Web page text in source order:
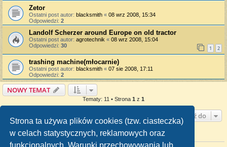
Strona ta używa plików cookies (tzw. ciasteczka)
w celach statystycznych, reklamowych oraz
funkcjonalnych. Warunki przechowywania lub
Zetor
Ostatni post autor: blacksmith « 08 wrz 2008, 15:34
Odpowiedzi: 2
Landolf Scherzer around Europe on old tractor
Ostatni post autor: agrotechnik « 08 wrz 2008, 15:04
Odpowiedzi: 30 1 2
trashing machine(młocarnie)
Ostatni post autor: blacksmith « 07 sie 2008, 17:11
Odpowiedzi: 2
NOWY TEMAT
Tematy: 11 • Strona 1 z 1
Przejdź do
TWOJE UPRAWNIENIA NA TYM FORUM